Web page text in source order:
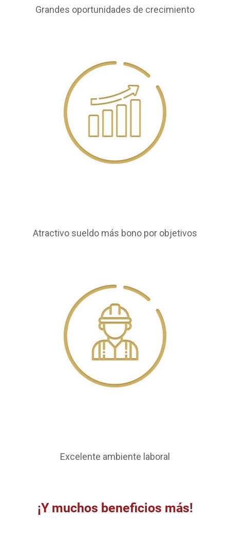
Grandes oportunidades de crecimiento
Atractivo sueldo más bono por objetivos
Excelente ambiente laboral
¡Y muchos beneficios más!